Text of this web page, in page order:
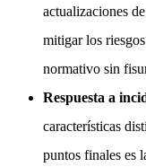
actualizaciones
mitigar los
normativo sin
Respuesta a
características
puntos finales es